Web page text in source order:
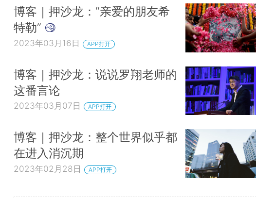
博客｜押沙龙：“亲爱的朋友希
特勒”
2023年03月16日 APP打开
博客｜押沙龙：说说罗翔老师的
这番言论
2023年03月07日 APP打开
博客｜押沙龙：整个世界似乎都
在进入消沉期
2023年02月28日 APP打开